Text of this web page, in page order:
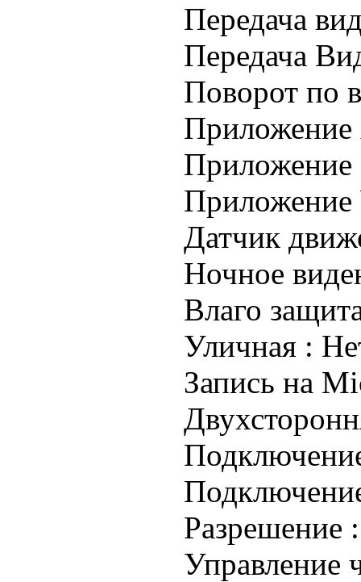
Передача
Передача
Поворот по
Датчик
Ночное
Влаго
Уличная :
Запись на
Разрешение
Управление